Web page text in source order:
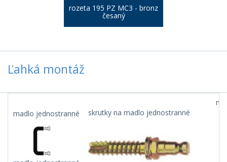
rozeta 195 PZ MC3 - bronz
česaný
Ľahká montáž
madlo jednostranné skrutky na madlo jednostranné